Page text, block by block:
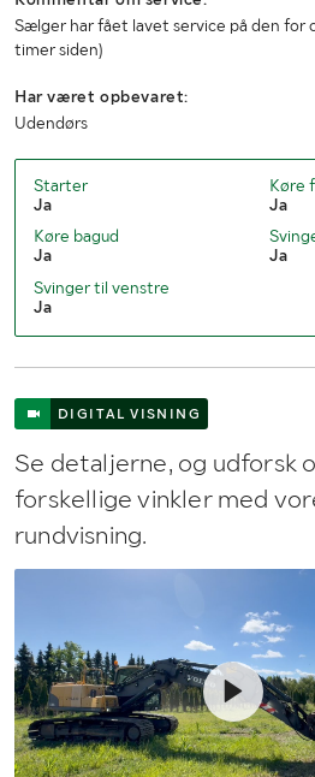
Sælger har fået lavet service på den for
timer siden)
Har været opbevaret:
Udendørs
Starter
Ja
Køre
Ja
Køre bagud
Ja
Ja
Svinger til venstre
Ja
DIGITAL VISNING
Se detaljerne, og udforsk
forskellige vinkler med
rundvisning.